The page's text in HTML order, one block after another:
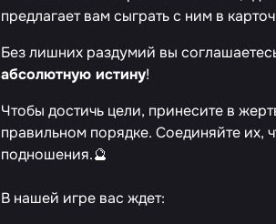
предлагает вам сыграть с ним в
Без лишних раздумий вы
абсолютную истину!
Чтобы достичь цели, принесите в
правильном порядке. Соединяйте их,
подношения.🔮
В нашей игре вас ждет: